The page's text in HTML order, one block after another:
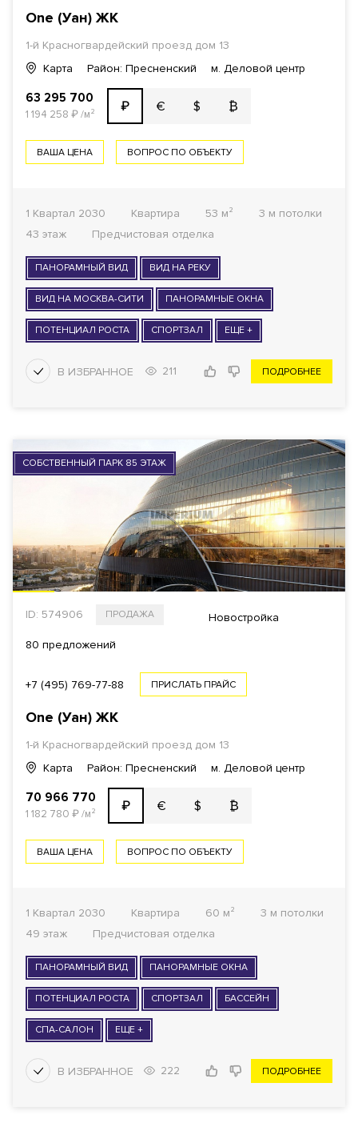
One (Уан) ЖК
1-й Красногвардейский проезд дом 13
Карта
Район: Пресненский м. Деловой центр
63 295 700
1 194 258 ₽/м² ₽ € $ ₿
ВАША ЦЕНА ВОПРОС ПО ОБЪЕКТУ
1 Квартал 2030 Квартира 53 м²
3 м потолки
43 этаж
Предчистовая отделка
ПАНОРАМНЫЙ ВИД ВИД НА РЕКУ
ВИД НА МОСКВА-СИТИ ПАНОРАМНЫЕ ОКНА
ПОТЕНЦИАЛ РОСТА СПОРТЗАЛ ЕЩЕ +
211 ПОДРОБНЕЕ
СОБСТВЕННЫЙ ПАРК 85 ЭТАЖ
ID: 574906 ПРОДАЖА Новостройка
80 предложений
+7 (495) 769-77-88 ПРИСЛАТЬ ПРАЙС
One (Уан) ЖК
1-й Красногвардейский проезд дом 13
Карта
Район: Пресненский м. Деловой центр
70 966 770
1 182 780 ₽/м² ₽ € $ ₿
ВАША ЦЕНА ВОПРОС ПО ОБЪЕКТУ
1 Квартал 2030 Квартира 60 м²
3 м потолки
49 этаж
Предчистовая отделка
ПАНОРАМНЫЙ ВИД ПАНОРАМНЫЕ ОКНА
ПОТЕНЦИАЛ РОСТА СПОРТЗАЛ БАССЕЙН
СПА-САЛОН ЕЩЕ +
222 ПОДРОБНЕЕ